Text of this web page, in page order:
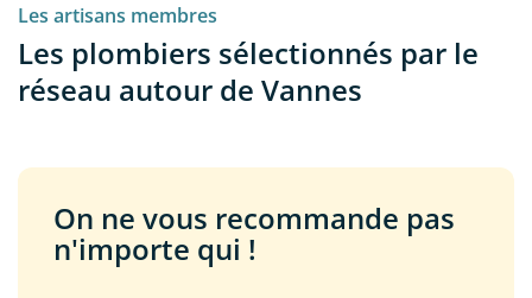
Les artisans membres
Les plombiers sélectionnés par le
réseau autour de Vannes
On ne vous recommande pas
n'importe qui !